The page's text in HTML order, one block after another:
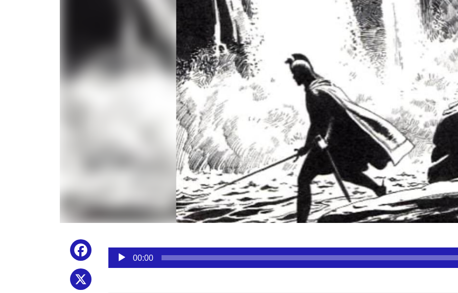
Facebook
Reproductor
audio
00:00